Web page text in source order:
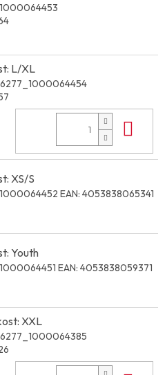
L/XL
XS/S
EAN: 4053838065341
Youth
EAN: 4053838059371
XXL